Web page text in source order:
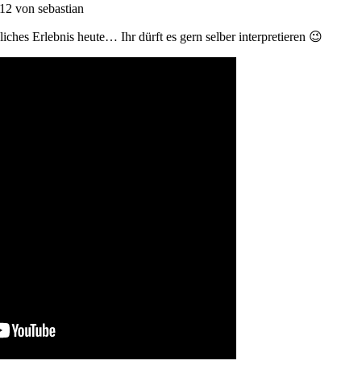
von sebastian
Erlebnis heute… Ihr dürft es gern selber interpretieren 😉